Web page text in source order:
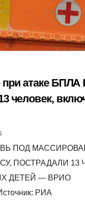
при атаке БПЛА
человек,
ПОД
ПОСТРАДАЛИ 13
ДЕТЕЙ — ВРИО
РИА